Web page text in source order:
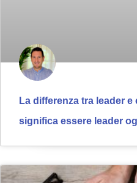
La differenza tra leader
significa essere leader